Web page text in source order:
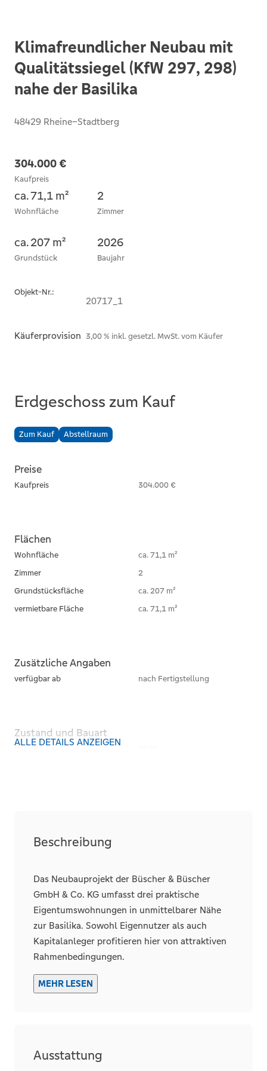
Klimafreundlicher Neubau mit
Qualitätssiegel (KfW 297, 298)
nahe der Basilika
48429 Rheine–Stadtberg
304.000 €
Kaufpreis
ca. 71,1 m²
Wohnfläche
2
Zimmer
ca. 207 m²
Grundstück
2026
Baujahr
Objekt-Nr.:
20717_1
Käuferprovision 3,00 % inkl. gesetzl. MwSt. vom Käufer
Erdgeschoss zum Kauf
Zum Kauf Abstellraum
Preise
Kaufpreis 304.000 €
Flächen
Wohnfläche
ca. 71,1 m²
Zimmer
2
Grundstücksfläche
ca. 207 m²
vermietbare Fläche
ca. 71,1 m²
Zusätzliche Angaben
verfügbar ab nach Fertigstellung
Zustand und Bauart
Baujahr
Räume, Flure und Etagen
Schlafzimmer
1
Badezimmer
1
Wohneinheiten
3
Details
Stellplätze
ALLE DETAILS ANZEIGEN
Beschreibung
Das Neubauprojekt der Büscher & Büscher
GmbH & Co. KG umfasst drei praktische
Eigentumswohnungen in unmittelbarer Nähe
zur Basilika. Sowohl Eigennutzer als auch
Kapitalanleger profitieren hier von attraktiven
Rahmenbedingungen.
Die durchdachten Grundrisse und das
Qualitätssiegel „Nachhaltiges Gebäude“ (QNG;
Wertsteigerung.
MEHR LESEN
Ausstattung